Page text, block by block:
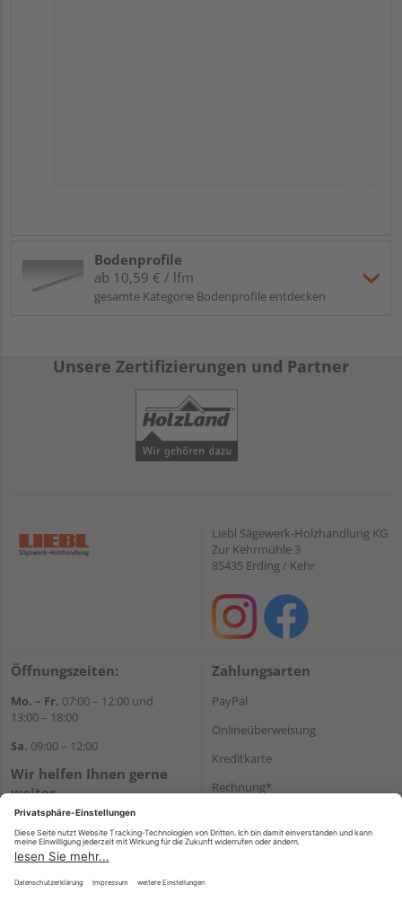
Bodenprofile
ab 10,59 € / lfm
gesamte Kategorie Bodenprofile entdecken
Unsere Zertifizierungen und Partner
Liebl Sägewerk-Holzhandlung KG
Zur Kehrmühle 3
85435 Erding / Kehr
Öffnungszeiten:
Mo. – Fr. 07:00 – 12:00 und
13:00 – 18:00
Sa. 09:00 – 12:00
Wir helfen Ihnen gerne
weiter
Tel.:+49 8122 14197
E-Mail:vertrieb@holz-liebl.de
Zahlungsarten
PayPal
Onlineüberweisung
Kreditkarte
Rechnung*
Versand